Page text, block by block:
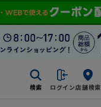
検索 ログイン店舗検索